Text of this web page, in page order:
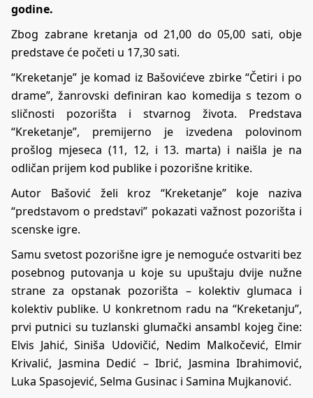
godine.
Zbog zabrane kretanja od 21,00 do 05,00 sati, obje
predstave će početi u 17,30 sati.
“Kreketanje” je komad iz Bašovićeve zbirke “Četiri i po
drame”, žanrovski definiran kao komedija s tezom o
sličnosti pozorišta i stvarnog života. Predstava
“Kreketanje”, premijerno je izvedena polovinom
prošlog mjeseca (11, 12, i 13. marta) i naišla je na
odličan prijem kod publike i pozorišne kritike.
Autor Bašović želi kroz “Kreketanje” koje naziva
“predstavom o predstavi” pokazati važnost pozorišta i
scenske igre.
Samu svetost pozorišne igre je nemoguće ostvariti bez
posebnog putovanja u koje su upuštaju dvije nužne
strane za opstanak pozorišta – kolektiv glumaca i
kolektiv publike. U konkretnom radu na “Kreketanju”,
prvi putnici su tuzlanski glumački ansambl kojeg čine:
Elvis Jahić, Siniša Udovičić, Nedim Malkočević, Elmir
Krivalić, Jasmina Dedić – Ibrić, Jasmina Ibrahimović,
Luka Spasojević, Selma Gusinac i Samina Mujkanović.